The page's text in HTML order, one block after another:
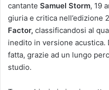
cantante Samuel Storm, 19
giuria e critica nell’edizione
Factor, classificandosi al
inedito in versione acustica.
fatta, grazie ad un lungo
studio.